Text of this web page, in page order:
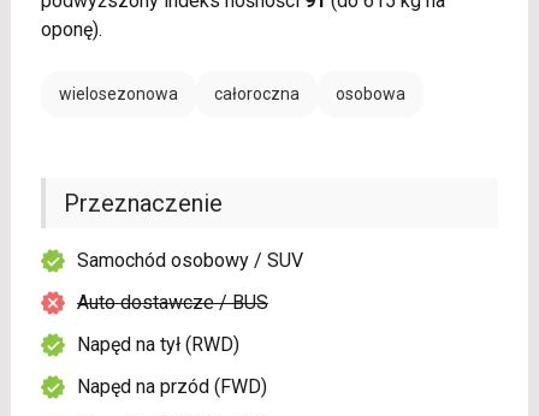
oponę).
wielosezonowa całoroczna osobowa
Przeznaczenie
Samochód osobowy / SUV
Auto dostawcze / BUS
Napęd na tył (RWD)
Napęd na przód (FWD)